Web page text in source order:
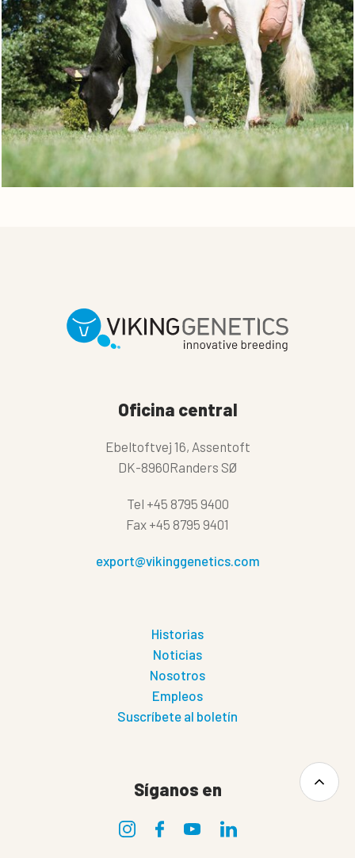
Oficina central
Ebeltoftvej 16, Assentoft
DK-8960Randers SØ
Tel +45 8795 9400
Fax +45 8795 9401
export@vikinggenetics.com
Historias
Noticias
Nosotros
Empleos
Suscríbete al boletín
Síganos en